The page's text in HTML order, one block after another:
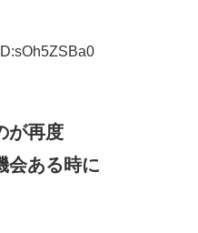
ID:sOh5ZSBa0
が再度
ある時に